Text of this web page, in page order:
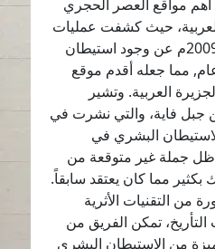
مواقع العصر الحجري
حيث كشفت عمليات
التنقيب الأثري في العام 2009م عن وجود استيطان
الى 125000عام, مما جعله أقدم موقع
العربية. وتشير
جبل فاية، والتي نشرت في
البشري في
جملة غير متوقعة من
مما كان يعتقد سابقاً.
التقنيات الأثرية
تمكن الفريق من
من الاستيطان البشري